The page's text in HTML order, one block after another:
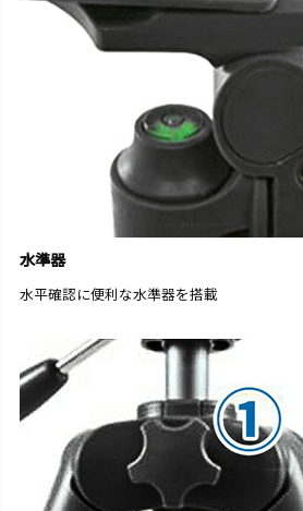
水準器
水平確認に便利な水準器を搭載